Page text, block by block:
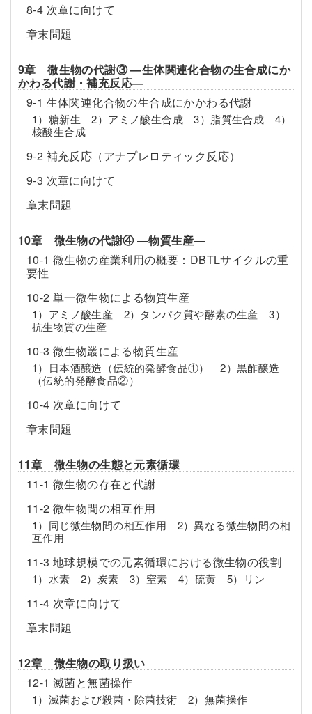
8-4 次章に向けて
章末問題
9章 微生物の代謝③ ―生体関連化合物の生合成にか
かわる代謝・補充反応―
9-1 生体関連化合物の生合成にかかわる代謝
1）糖新生 2）アミノ酸生合成 3）脂質生合成 4）
核酸生合成
9-2 補充反応（アナプレロティック反応）
9-3 次章に向けて
章末問題
10章 微生物の代謝④ ―物質生産―
10-1 微生物の産業利用の概要：DBTLサイクルの重
要性
10-2 単一微生物による物質生産
1）アミノ酸生産 2）タンパク質や酵素の生産 3）
抗生物質の生産
10-3 微生物叢による物質生産
1）日本酒醸造（伝統的発酵食品①） 2）黒酢醸造
（伝統的発酵食品②）
10-4 次章に向けて
章末問題
11章 微生物の生態と元素循環
11-1 微生物の存在と代謝
11-2 微生物間の相互作用
1）同じ微生物間の相互作用 2）異なる微生物間の相
互作用
11-3 地球規模での元素循環における微生物の役割
1）水素 2）炭素 3）窒素 4）硫黄 5）リン
11-4 次章に向けて
章末問題
12章 微生物の取り扱い
12-1 滅菌と無菌操作
1）滅菌および殺菌・除菌技術 2）無菌操作